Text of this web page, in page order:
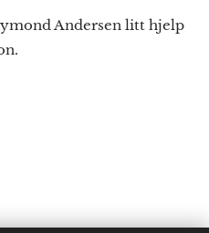
Andersen litt hjelp